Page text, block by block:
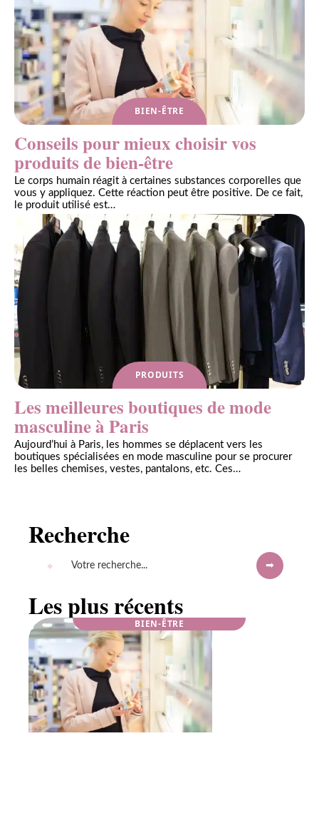
BIEN-ÊTRE
Conseils pour mieux choisir vos
produits de bien-être
Le corps humain réagit à certaines substances corporelles que
vous y appliquez. Cette réaction peut être positive. De ce fait,
le produit utilisé est…
PRODUITS
Les meilleures boutiques de mode
masculine à Paris
Aujourd’hui à Paris, les hommes se déplacent vers les
boutiques spécialisées en mode masculine pour se procurer
les belles chemises, vestes, pantalons, etc. Ces…
Recherche
Les plus récents
BIEN-ÊTRE